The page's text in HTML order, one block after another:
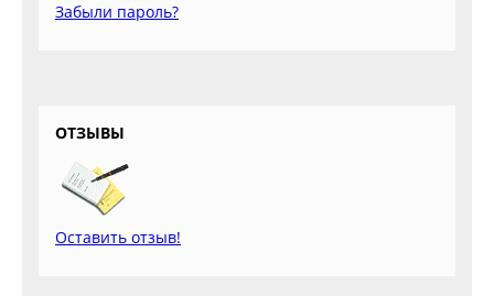
Забыли пароль?
ОТЗЫВЫ
Оставить отзыв!